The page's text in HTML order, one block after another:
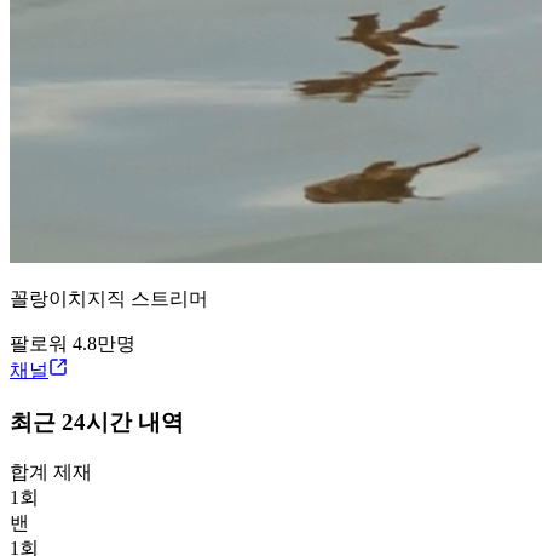
꼴랑이 치지직 스트리머
팔로워 4.8만명
채널
최근 24시간 내역
합계 제재
1 회
밴
1 회